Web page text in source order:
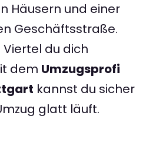
Häusern und einer
Geschäftsstraße.
Viertel du dich
dem Umzugsprofi
kannst du sicher
glatt läuft.